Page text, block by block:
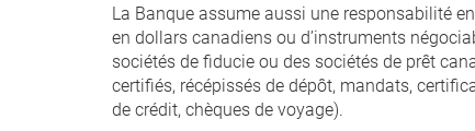
La Banque assume aussi une responsabilité
en dollars canadiens ou d’instruments
sociétés de fiducie ou des sociétés de prêt
certifiés, récépissés de dépôt, mandats,
de crédit, chèques de voyage).